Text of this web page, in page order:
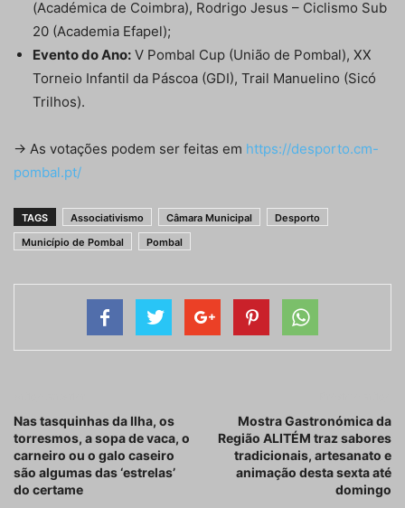
(Académica de Coimbra), Rodrigo Jesus – Ciclismo Sub
20 (Academia Efapel);
Evento do Ano: V Pombal Cup (União de Pombal), XX
Torneio Infantil da Páscoa (GDI), Trail Manuelino (Sicó
Trilhos).
→ As votações podem ser feitas em https://desporto.cm-
pombal.pt/
TAGS Associativismo Câmara Municipal
Desporto
Município de Pombal
Pombal
Nas tasquinhas da Ilha, os
torresmos, a sopa de vaca, o
carneiro ou o galo caseiro
são algumas das ‘estrelas’
do certame
Mostra Gastronómica da
Região ALITÉM traz sabores
tradicionais, artesanato e
animação desta sexta até
domingo